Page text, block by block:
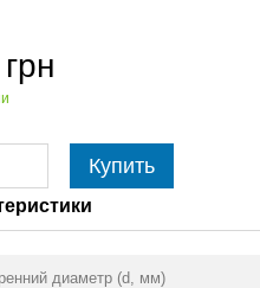
Купить
диаметр (d, мм)